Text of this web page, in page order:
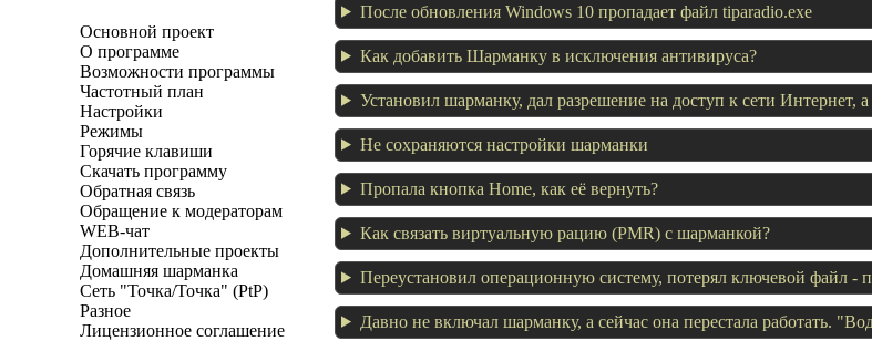
Основной проект
О программе
Возможности программы
Частотный план
Настройки
Режимы
Горячие клавиши
Скачать программу
Обратная связь
Обращение к модераторам
WEB-чат
Дополнительные проекты
Домашняя шарманка
Сеть "Точка/Точка" (PtP)
Разное
Лицензионное соглашение
После обновления Windows 10 пропадает файл tiparadio.exe
Как добавить Шарманку в исключения антивируса?
Установил шарманку, дал разрешение на доступ к сети Интернет,
Не сохраняются настройки шарманки
Пропала кнопка Home, как её вернуть?
Как связать виртуальную рацию (PMR) с шарманкой?
Переустановил операционную систему, потерял ключевой файл -
Давно не включал шарманку, а сейчас она перестала работать.